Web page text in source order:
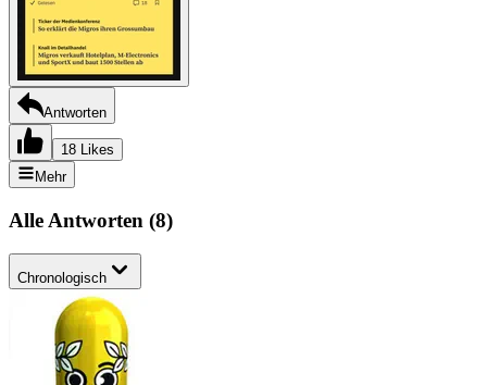
Antworten
18 Likes
Mehr
Alle Antworten (8)
Chronologisch